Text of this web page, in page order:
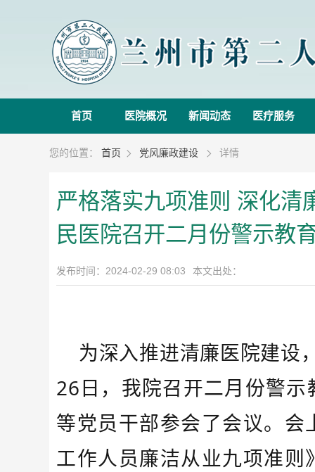
首页 医院概况 新闻动态 医疗服务
您的位置： 首页  党风廉政建设  详情
严格落实九项准则 深化
民医院召开二月份警示教
发布时间：2024-02-29 08:03 本文出处：
为深入推进清廉医院建设
26日，我院召开二月份警
等党员干部参会了会议。
工作人员廉洁从业九项准